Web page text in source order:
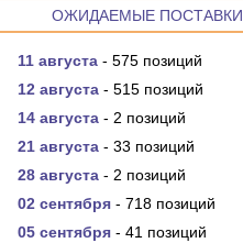
ОЖИДАЕМЫЕ ПОСТАВКИ
11 августа - 575 позиций
12 августа - 515 позиций
14 августа - 2 позиций
21 августа - 33 позиций
28 августа - 2 позиций
02 сентября - 718 позиций
05 сентября - 41 позиций